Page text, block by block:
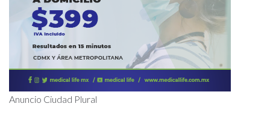
Anuncio Ciudad Plural